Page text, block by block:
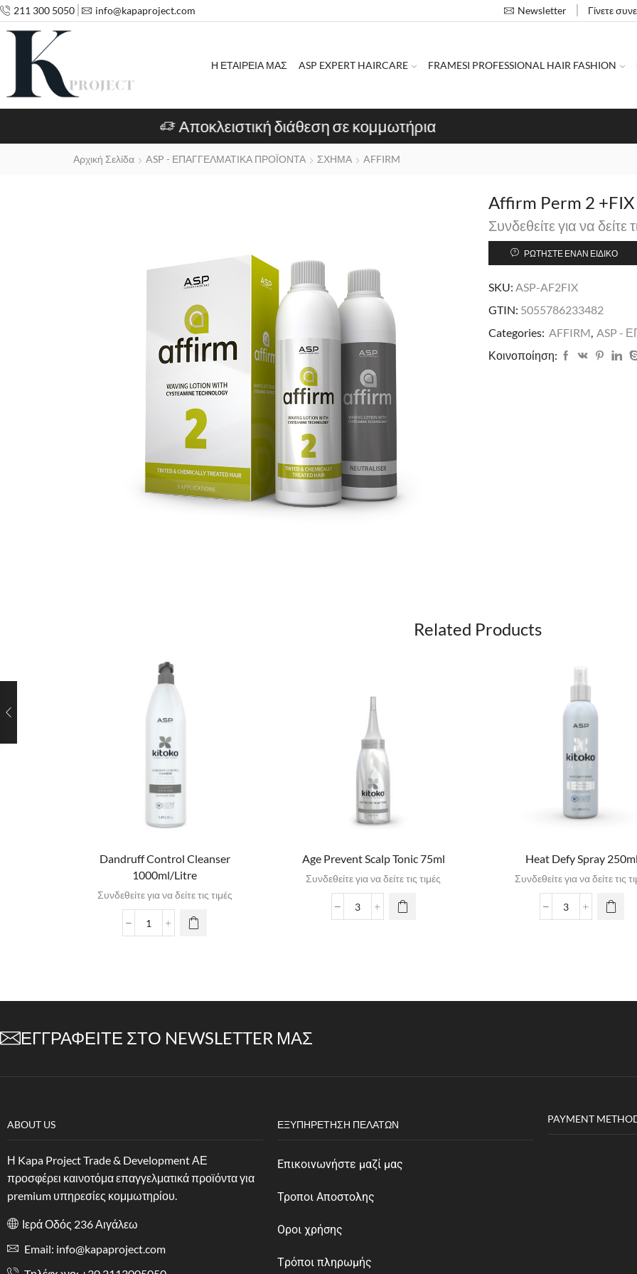
211 300 5050 info@kapaproject.com Newsletter Γίνετε
Η ΕΤΑΙΡΕΙΑ ΜΑΣ ASP EXPERT HAIRCARE FRAMESI PROFESSIONAL HAIR FASHION
Ανοίξτε κωδικό χονδρικής
Αρχική Σελίδα ASP - ΕΠΑΓΓΕΛΜΑΤΙΚΑ ΠΡΟΪΟΝΤΑ ΣΧΗΜΑ AFFIRM
Affirm Perm 2
Συνδεθείτε για να δείτε
ΡΩΤΉΣΤΕ ΈΝΑΝ ΕΙΔΙΚΌ
SKU: ASP-AF2FIX
GTIN: 5055786233482
Categories: AFFIRM ASP -
Κοινοποίηση:
Related Products
Dandruff Control Cleanser
1000ml/Litre
Συνδεθείτε για να δείτε τις τιμές
Age Prevent Scalp Tonic 75ml
Συνδεθείτε για να δείτε τις τιμές
Heat Defy Spray 250ml
Συνδεθείτε για να δείτε τις
ΕΓΓΡΑΦΕΊΤΕ ΣΤΟ NEWSLETTER ΜΑΣ
ABOUT US
Η Kapa Project Trade & Development ΑΕ
προσφέρει καινοτόμα επαγγελματικά προϊόντα για
premium υπηρεσίες κομμωτηρίου.
Ιερά Οδός 236 Αιγάλεω
Email: info@kapaproject.com
ΕΞΥΠΗΡΈΤΗΣΗ ΠΕΛΑΤΏΝ
Επικοινωνήστε μαζί μας
Τροποι Αποστολης
Οροι χρήσης
Tρόποι πληρωμής
PAYMENT